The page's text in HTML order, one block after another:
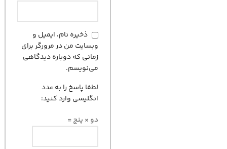
ذخیره نام، ایمیل و
وبسایت من در مرورگر برای
زمانی که دوباره دیدگاهی
می‌نویسم.
لطفا پاسخ را به عدد
انگلیسی وارد کنید:
دو × پنج =